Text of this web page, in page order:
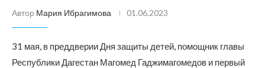
Автор Мария Ибрагимова 01.06.2023
31 мая, в преддверии Дня защиты детей, помощник главы
Республики Дагестан Магомед Гаджимагомедов и первый